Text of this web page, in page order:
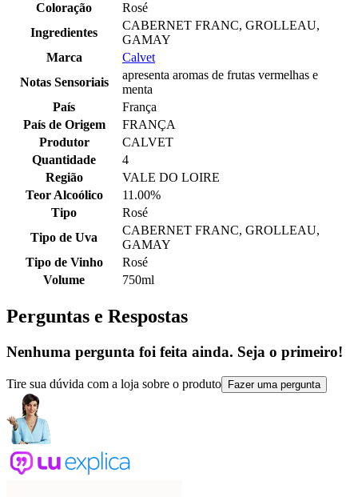
Coloração
Rosé
Ingredientes
CABERNET FRANC, GROLLEAU,
GAMAY
Marca
Calvet
Notas Sensoriais
apresenta aromas de frutas vermelhas e
menta
País
França
País de Origem
FRANÇA
Produtor
CALVET
Quantidade
4
Região
VALE DO LOIRE
Teor Alcoólico
11.00%
Tipo
Rosé
Tipo de Uva
CABERNET FRANC, GROLLEAU,
GAMAY
Tipo de Vinho
Rosé
Volume
750ml
Perguntas e Respostas
Nenhuma pergunta foi feita ainda. Seja o primeiro!
Tire sua dúvida com a loja sobre o produto Fazer uma pergunta